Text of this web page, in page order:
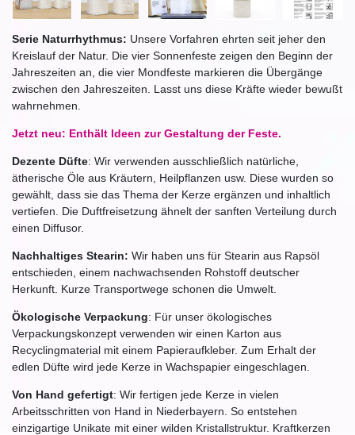
Serie Naturrhythmus: Unsere Vorfahren ehrten seit jeher den
Kreislauf der Natur. Die vier Sonnenfeste zeigen den Beginn der
Jahreszeiten an, die vier Mondfeste markieren die Übergänge
zwischen den Jahreszeiten. Lasst uns diese Kräfte wieder bewußt
wahrnehmen.
Jetzt neu: Enthält Ideen zur Gestaltung der Feste.
Dezente Düfte: Wir verwenden ausschließlich natürliche,
ätherische Öle aus Kräutern, Heilpflanzen usw. Diese wurden so
gewählt, dass sie das Thema der Kerze ergänzen und inhaltlich
vertiefen. Die Duftfreisetzung ähnelt der sanften Verteilung durch
einen Diffusor.
Nachhaltiges Stearin: Wir haben uns für Stearin aus Rapsöl
entschieden, einem nachwachsenden Rohstoff deutscher
Herkunft. Kurze Transportwege schonen die Umwelt.
Ökologische Verpackung: Für unser ökologisches
Verpackungskonzept verwenden wir einen Karton aus
Recyclingmaterial mit einem Papieraufkleber. Zum Erhalt der
edlen Düfte wird jede Kerze in Wachspapier eingeschlagen.
Von Hand gefertigt: Wir fertigen jede Kerze in vielen
Arbeitsschritten von Hand in Niederbayern. So entstehen
einzigartige Unikate mit einer wilden Kristallstruktur. Kraftkerzen